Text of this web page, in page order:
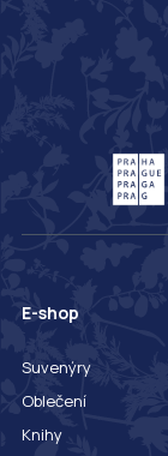
E-shop
Suvenýry
Oblečení
Knihy